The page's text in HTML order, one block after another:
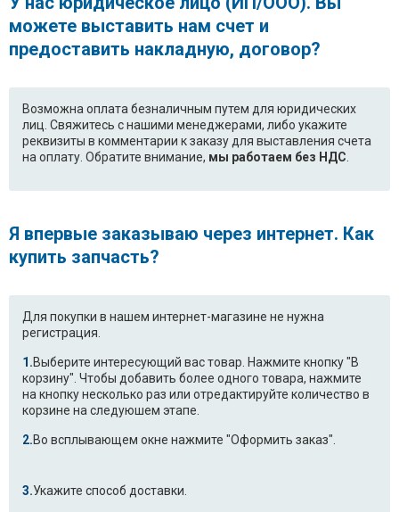
(37304040000)
Ariston IDL42FR.C
(64402200000)
Ariston IDL42SK
(37323040000)
Ariston IDL42SK.C
Ariston LI42
Ariston LI420
(37303920000)
Ariston LI420.C
Ariston LI420.C
(64402170000)
Ariston LI420.C/HA
Ariston LI420.C/HA
(64490090000)
(64603570000)
можете выставить нам счет и
предоставить накладную, договор?
Возможна оплата безналичным путем для юридических
лиц. Свяжитесь с нашими менеджерами, либо укажите
реквизиты в комментарии к заказу для выставления счета
на оплату. Обратите внимание, мы работаем без НДС.
Я впервые заказываю через интернет. Как
купить запчасть?
Для покупки в нашем интернет-магазине не нужна
регистрация.
Выберите интересующий вас товар. Нажмите кнопку "В
корзину". Чтобы добавить более одного товара, нажмите
на кнопку несколько раз или отредактируйте количество в
корзине на следуюшем этапе.
Во всплывающем окне нажмите "Оформить заказ".
Укажите способ доставки.